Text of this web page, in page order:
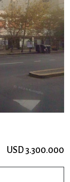
USD 3.300.000